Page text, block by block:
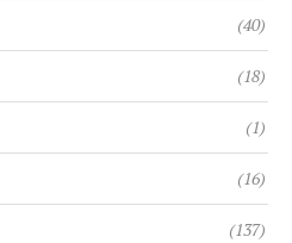
(40)
(18)
(1)
(16)
(137)